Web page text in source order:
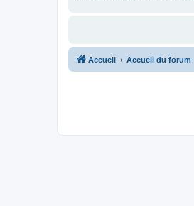
Accueil Accueil du forum